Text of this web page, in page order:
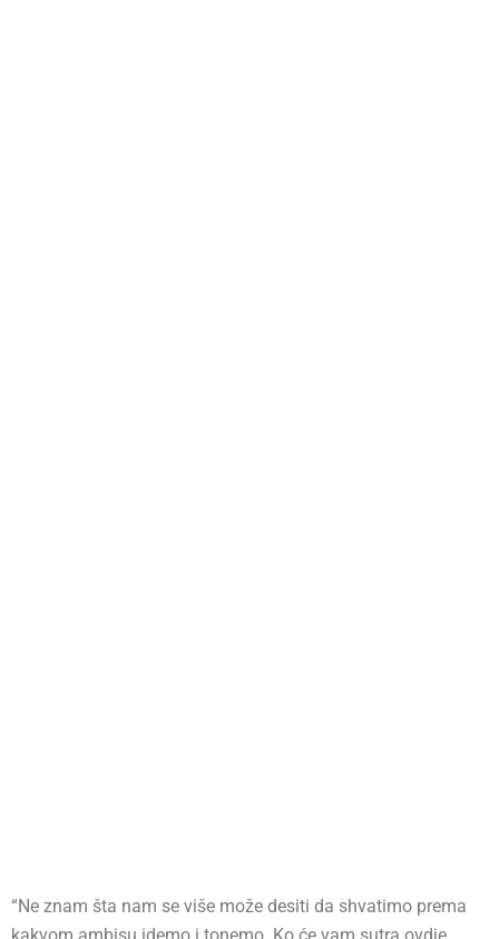
“Ne znam šta nam se više može desiti da shvatimo prema